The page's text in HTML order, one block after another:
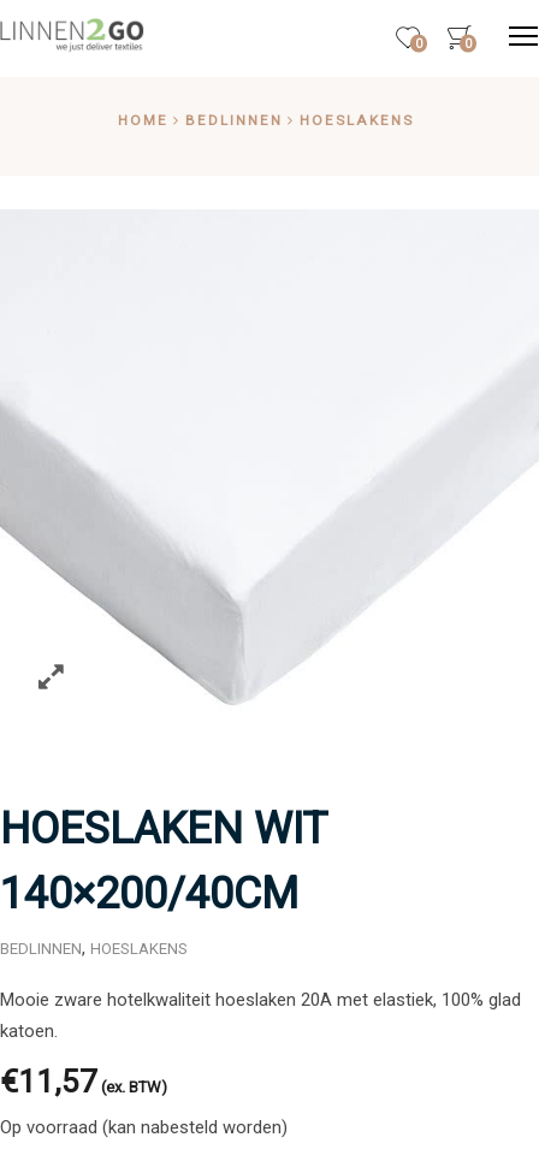
0 0
HOME BEDLINNEN HOESLAKENS
HOESLAKEN WIT
140×200/40CM
BEDLINNEN, HOESLAKENS
Mooie zware hotelkwaliteit hoeslaken 20A met elastiek, 100% glad
katoen.
€11,57 (ex. BTW)
Op voorraad (kan nabesteld worden)